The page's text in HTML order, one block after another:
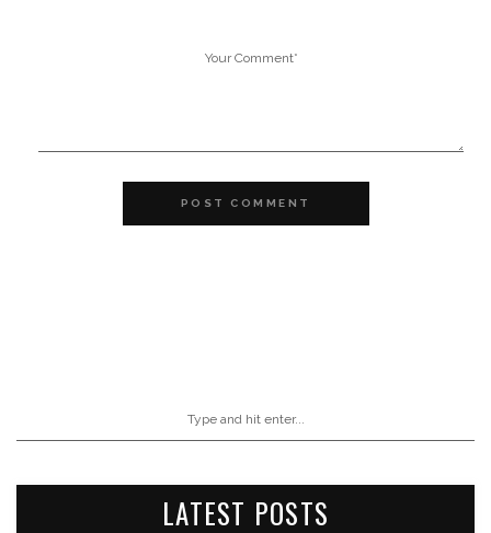
POST COMMENT
LATEST POSTS